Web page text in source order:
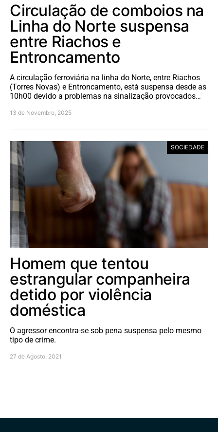
Circulação de comboios na
Linha do Norte suspensa
entre Riachos e
Entroncamento
A circulação ferroviária na linha do Norte, entre Riachos
(Torres Novas) e Entroncamento, está suspensa desde as
10h00 devido a problemas na sinalização provocados…
13 de Novembro, 2025
SOCIEDADE
Homem que tentou
estrangular companheira
detido por violência
doméstica
O agressor encontra-se sob pena suspensa pelo mesmo
tipo de crime.
27 de Agosto, 2021